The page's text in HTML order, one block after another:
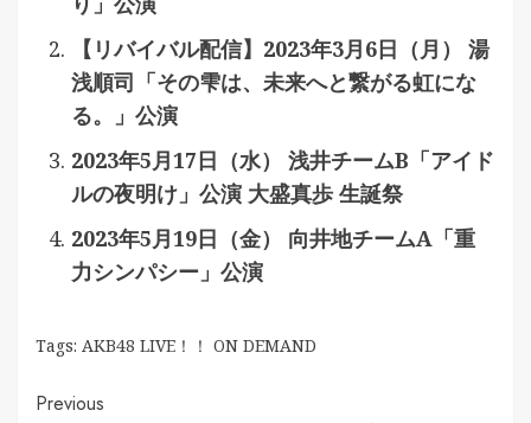
【リバイバル配信】2023年3月6日（月） 湯
浅順司「その雫は、未来へと繋がる虹にな
る。」公演
2023年5月17日（水） 浅井チームB「アイド
ルの夜明け」公演 大盛真歩 生誕祭
2023年5月19日（金） 向井地チームA「重
力シンパシー」公演
Tags: AKB48 LIVE！！ ON DEMAND
Continue
Previous